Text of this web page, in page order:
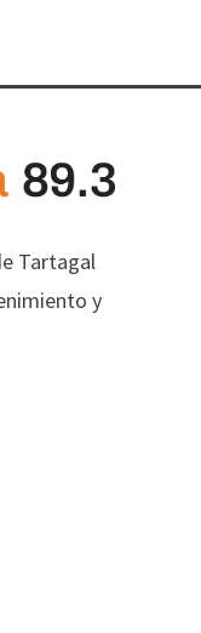
Tartagal
y